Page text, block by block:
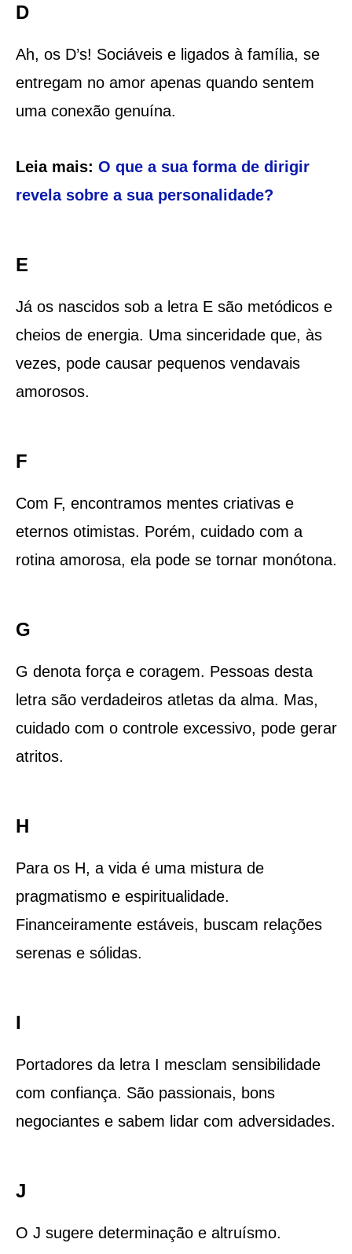
D
Ah, os D’s! Sociáveis e ligados à família, se
entregam no amor apenas quando sentem
uma conexão genuína.
Leia mais: O que a sua forma de dirigir
revela sobre a sua personalidade?
E
Já os nascidos sob a letra E são metódicos e
cheios de energia. Uma sinceridade que, às
vezes, pode causar pequenos vendavais
amorosos.
F
Com F, encontramos mentes criativas e
eternos otimistas. Porém, cuidado com a
rotina amorosa, ela pode se tornar monótona.
G
G denota força e coragem. Pessoas desta
letra são verdadeiros atletas da alma. Mas,
cuidado com o controle excessivo, pode gerar
atritos.
H
Para os H, a vida é uma mistura de
pragmatismo e espiritualidade.
Financeiramente estáveis, buscam relações
serenas e sólidas.
I
Portadores da letra I mesclam sensibilidade
com confiança. São passionais, bons
negociantes e sabem lidar com adversidades.
J
O J sugere determinação e altruísmo.